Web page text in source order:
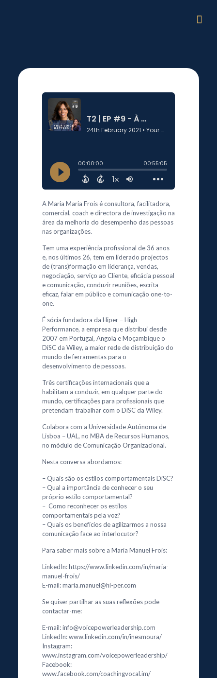
A Maria Maria Frois é consultora, facilitadora,
comercial, coach e directora de investigação na
área da melhoria do desempenho das pessoas
nas organizações.
Tem uma experiência profissional de 36 anos
e, nos últimos 26, tem em liderado projectos
de (trans)formação em liderança, vendas,
negociação, serviço ao Cliente, eficácia pessoal
e comunicação, conduzir reuniões, escrita
eficaz, falar em público e comunicação one-to-
one.
É sócia fundadora da Hiper – High
Performance, a empresa que distribui desde
2007 em Portugal, Angola e Moçambique o
DiSC da Wiley, a maior rede de distribuição do
mundo de ferramentas para o
desenvolvimento de pessoas.
Três certificações internacionais que a
habilitam a conduzir, em qualquer parte do
mundo, certificações para profissionais que
pretendam trabalhar com o DiSC da Wiley.
Colabora com a Universidade Autónoma de
Lisboa – UAL, no MBA de Recursos Humanos,
no módulo de Comunicação Organizacional.
Nesta conversa abordamos:
– Quais são os estilos comportamentais DiSC?
– Qual a importância de conhecer o seu
próprio estilo comportamental?
– Como reconhecer os estilos
comportamentais pela voz?
– Quais os benefícios de agilizarmos a nossa
comunicação face ao interlocutor?
Para saber mais sobre a Maria Manuel Frois:
LinkedIn: https://www.linkedin.com/in/maria-
manuel-frois/
E-mail: maria.manuel@hi-per.com
Se quiser partilhar as suas reflexões pode
contactar-me:
E-mail: info@voicepowerleadership.com
LinkedIn: www.linkedin.com/in/inesmoura/
Instagram:
www.instagram.com/voicepowerleadership/
Facebook:
www.facebook.com/coachingvocal.im/